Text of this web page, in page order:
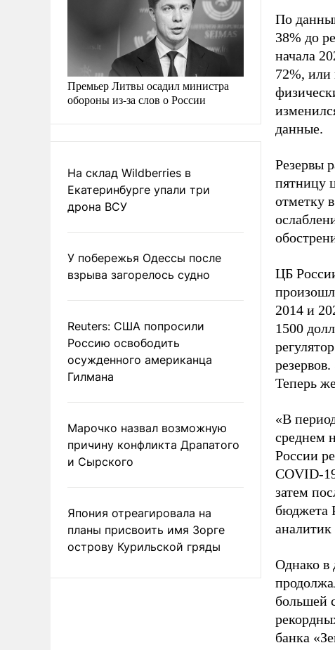
Премьер Литвы осадил министра
обороны из-за слов о России
На склад Wildberries в
Екатеринбурге упали три
дрона ВСУ
У побережья Одессы после
взрыва загорелось судно
Reuters: США попросили
Россию освободить
осужденного американца
Гилмана
Марочко назвал возможную
причину конфликта Драпатого
и Сырского
Япония отреагировала на
планы присвоить имя Зорге
острову Курильской гряды
По
38% до
начала
72%, или
данные.
Резервы
пятницу
отметку
ЦБ
2014 и
1500
Теперь
«В
среднем
России
COVID-
затем
бюджета
Однако в
большей
банка